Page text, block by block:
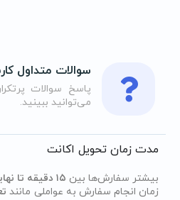
سوالات متداول
پاسخ سوالات
می‌توانید ببینید.
مدت زمان تحویل اکانت
بیشتر سفارش‌ها بین ۱۵ دقیقه تا نهایتاً ۶ ساعت
زمان انجام سفارش به عواملی مانند